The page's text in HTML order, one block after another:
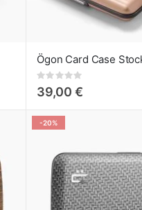
Rating:
39,00 €
-20%